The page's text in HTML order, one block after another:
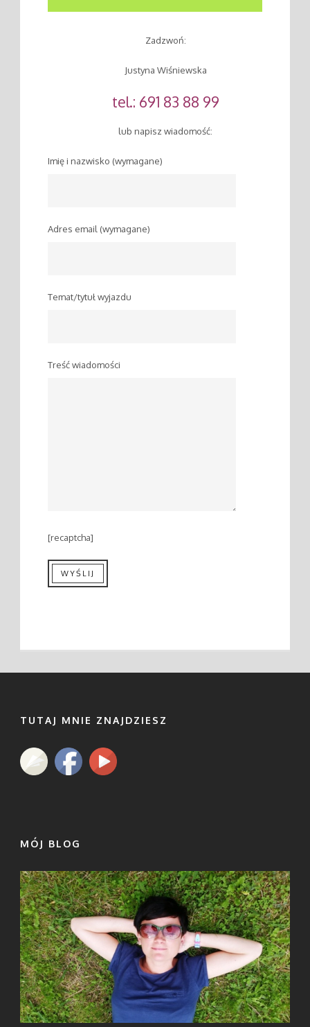
Zadzwoń:
Justyna Wiśniewska
tel.: 691 83 88 99
lub napisz wiadomość:
Imię i nazwisko (wymagane)
Adres email (wymagane)
Temat/tytuł wyjazdu
Treść wiadomości
[recaptcha]
TUTAJ MNIE ZNAJDZIESZ
MÓJ BLOG